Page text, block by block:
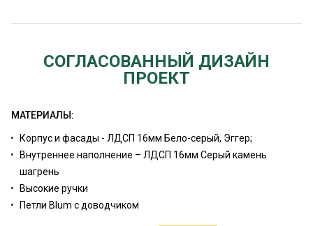
СОГЛАСОВАННЫЙ ДИЗАЙН
ПРОЕКТ
МАТЕРИАЛЫ:
Корпус и фасады - ЛДСП 16мм Бело-серый, Эггер;
Внутреннее наполнение – ЛДСП 16мм Серый камень
шагрень
Высокие ручки
Петли Blum с доводчиком